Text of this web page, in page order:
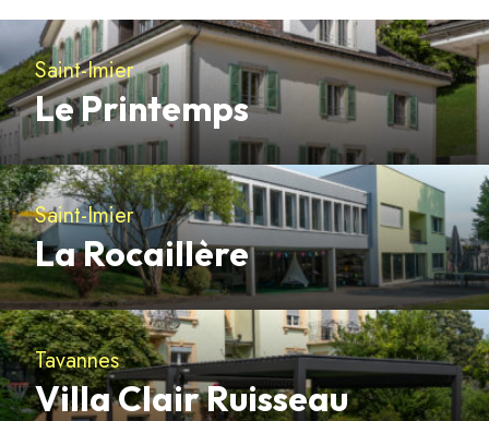
Saint-Imier
Le Printemps
Découvrir
Saint-Imier
La Rocaillère
Découvrir
Tavannes
Villa Clair Ruisseau